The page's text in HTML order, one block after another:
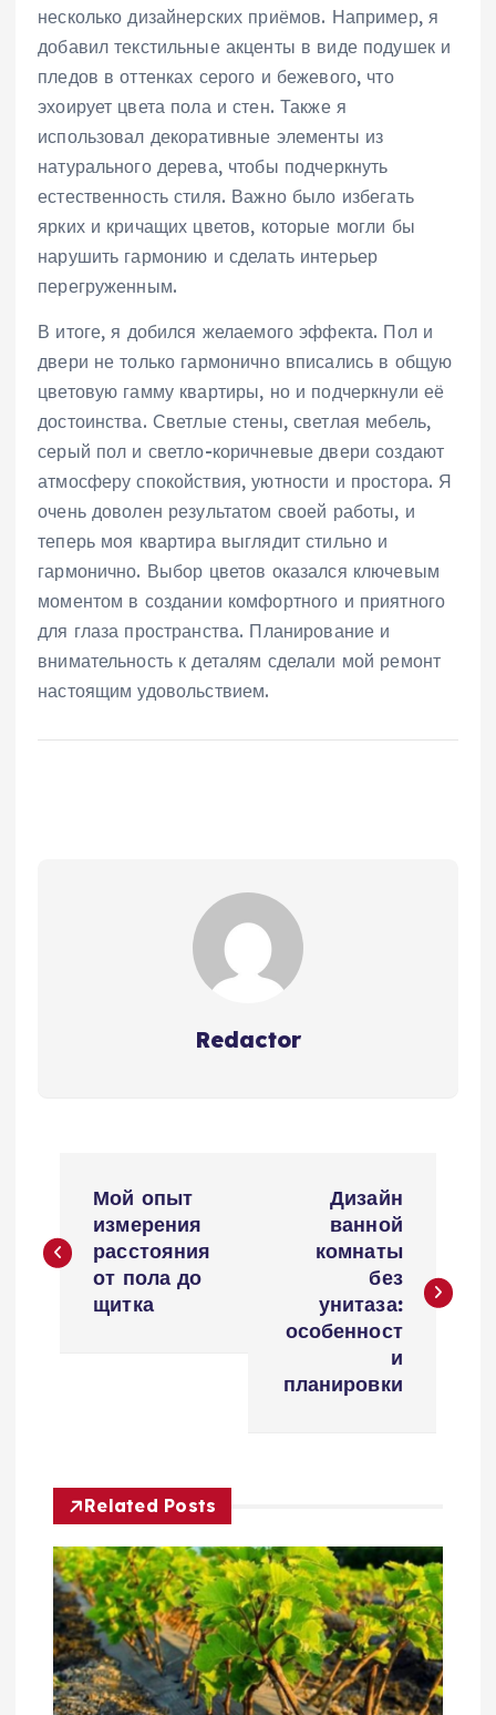
несколько дизайнерских приёмов. Например, я
добавил текстильные акценты в виде подушек и
пледов в оттенках серого и бежевого, что
эхоирует цвета пола и стен. Также я
использовал декоративные элементы из
натурального дерева, чтобы подчеркнуть
естественность стиля. Важно было избегать
ярких и кричащих цветов, которые могли бы
нарушить гармонию и сделать интерьер
перегруженным.
В итоге, я добился желаемого эффекта. Пол и
двери не только гармонично вписались в общую
цветовую гамму квартиры, но и подчеркнули её
достоинства. Светлые стены, светлая мебель,
серый пол и светло-коричневые двери создают
атмосферу спокойствия, уютности и простора. Я
очень доволен результатом своей работы, и
теперь моя квартира выглядит стильно и
гармонично. Выбор цветов оказался ключевым
моментом в создании комфортного и приятного
для глаза пространства. Планирование и
внимательность к деталям сделали мой ремонт
настоящим удовольствием.
Redactor
а
в
ц
и
я
п
Мой опыт
измерения
расстояния
от пола до
щитка
Дизайн
ванной
комнаты
без
унитаза:
особенност
и
планировки
Related Posts